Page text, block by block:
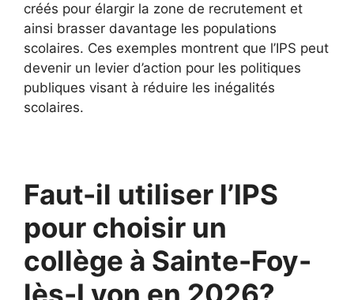
créés pour élargir la zone de recrutement et
ainsi brasser davantage les populations
scolaires. Ces exemples montrent que l’IPS peut
devenir un levier d’action pour les politiques
publiques visant à réduire les inégalités
scolaires.
Faut-il utiliser l’IPS
pour choisir un
collège à Sainte-Foy-